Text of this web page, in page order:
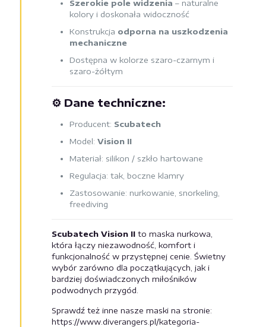
Szerokie pole widzenia – naturalne
kolory i doskonała widoczność
Konstrukcja odporna na uszkodzenia
mechaniczne
Dostępna w kolorze szaro-czarnym i
szaro-żółtym
⚙️ Dane techniczne:
Producent: Scubatech
Model:Vision II
Materiał: silikon / szkło hartowane
Regulacja: tak, boczne klamry
Zastosowanie: nurkowanie, snorkeling,
freediving
Scubatech Vision II to maska nurkowa,
która łączy niezawodność, komfort i
funkcjonalność w przystępnej cenie. Świetny
wybór zarówno dla początkujących, jak i
bardziej doświadczonych miłośników
podwodnych przygód.
Sprawdź też inne nasze maski na stronie:
https://www.diverangers.pl/kategoria-